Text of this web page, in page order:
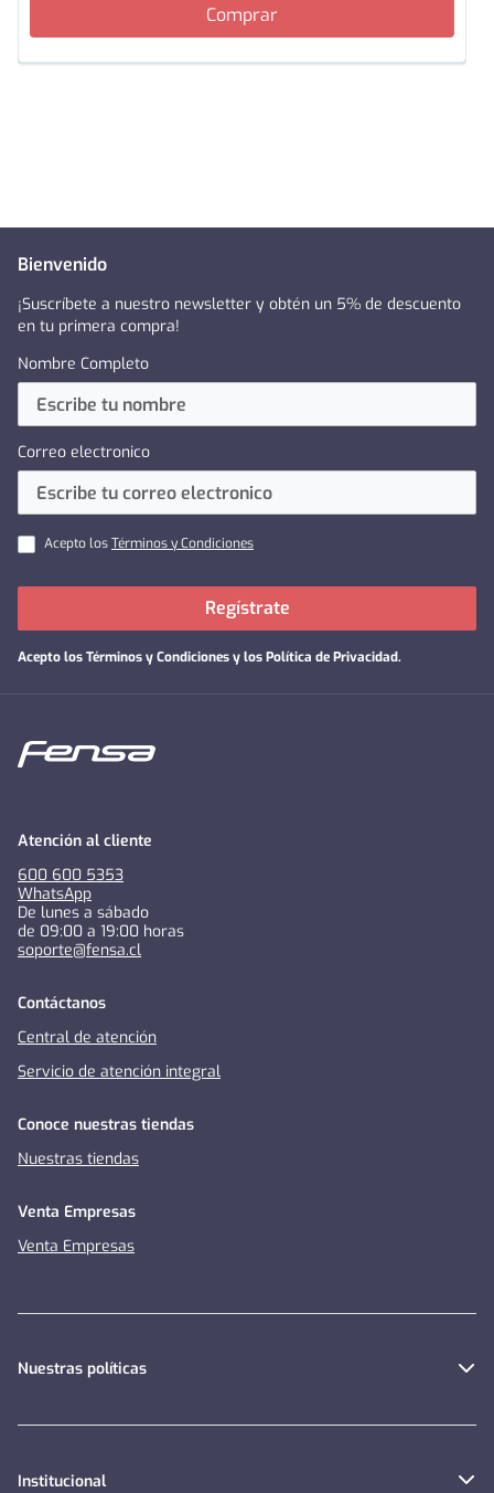
Comprar
Bienvenido
¡Suscríbete a nuestro newsletter y obtén un 5% de descuento
en tu primera compra!
Nombre Completo
Correo electronico
Acepto losTérminos y Condiciones
Acepto losTérminos y Condiciones y los Política de Privacidad.
Regístrate
Atención al cliente
600 600 5353
WhatsApp
De lunes a sábado
de 09:00 a 19:00 horas
soporte@fensa.cl
Contáctanos
Central de atención
Servicio de atención integral
Conoce nuestras tiendas
Nuestras tiendas
Venta Empresas
Venta Empresas
Nuestras políticas
Institucional